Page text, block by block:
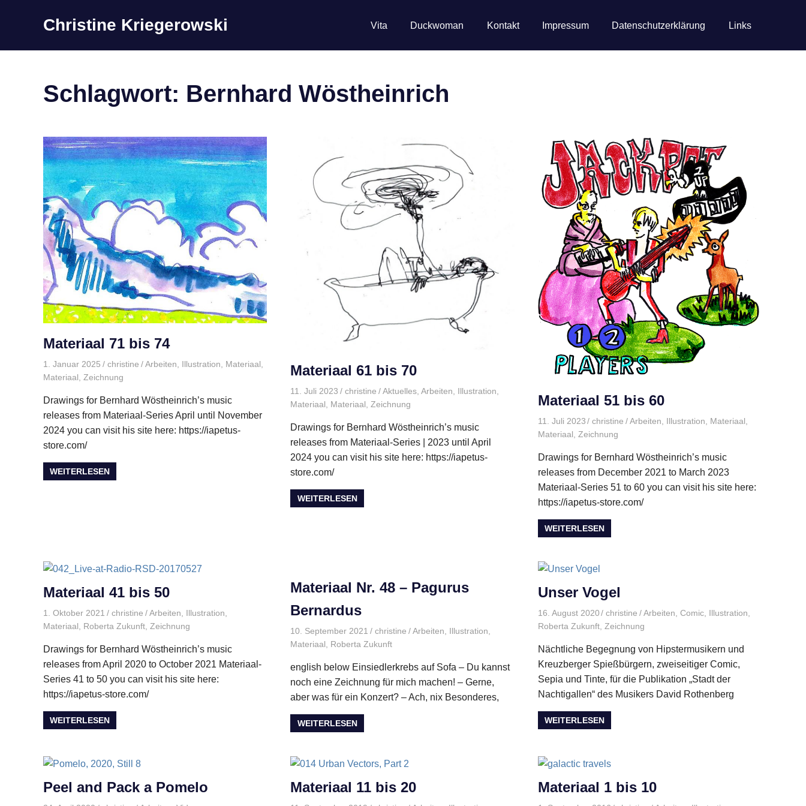
Christine Kriegerowski Vita Duckwoman Kontakt Impressum Datenschutzerklärung Links
Schlagwort: Bernhard Wöstheinrich
Materiaal 71 bis 74
1. Januar 2025 christine Arbeiten Illustration Materiaal
Materiaal
Zeichnung
Drawings for Bernhard Wöstheinrich’s music
releases from Materiaal-Series April until November
2024 you can visit his site here: https://iapetus-
store.com/
WEITERLESEN
Materiaal 61 bis 70
11. Juli 2023 christine Aktuelles, Arbeiten Illustration
Materiaal
Materiaal Zeichnung
Drawings for Bernhard Wöstheinrich’s music
releases from Materiaal-Series | 2023 until April
2024 you can visit his site here: https://iapetus-
store.com/
WEITERLESEN
Materiaal 51 bis 60
11. Juli 2023 christine Arbeiten Illustration Materiaal
Materiaal
Zeichnung
Drawings for Bernhard Wöstheinrich’s music
releases from December 2021 to March 2023
Materiaal-Series 51 to 60 you can visit his site here:
https://iapetus-store.com/
WEITERLESEN
Materiaal 41 bis 50
1. Oktober 2021 christine Arbeiten Illustration
Materiaal
Roberta Zukunft Zeichnung
Drawings for Bernhard Wöstheinrich’s music
releases from April 2020 to October 2021 Materiaal-
Series 41 to 50 you can visit his site here:
https://iapetus-store.com/
WEITERLESEN
Materiaal Nr. 48 – Pagurus
Bernardus
10. September 2021 christine Arbeiten Illustration
Materiaal
Roberta Zukunft
english below Einsiedlerkrebs auf Sofa – Du kannst
noch eine Zeichnung für mich machen! – Gerne,
aber was für ein Konzert? – Ach, nix Besonderes,
WEITERLESEN
Unser Vogel
16. August 2020 christine Arbeiten ,Comic Illustration
Roberta Zukunft, Zeichnung
Nächtliche Begegnung von Hipstermusikern und
Kreuzberger Spießbürgern, zweiseitiger Comic,
Sepia und Tinte, für die Publikation „Stadt der
Nachtigallen“ des Musikers David Rothenberg
WEITERLESEN
Peel and Pack a Pomelo Materiaal 11 bis 20 Materiaal 1 bis 10